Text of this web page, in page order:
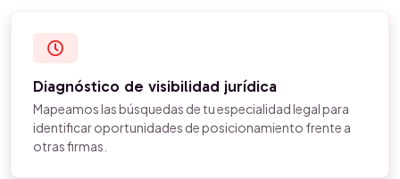
Diagnóstico de visibilidad jurídica
Mapeamos las búsquedas de tu especialidad legal para
identificar oportunidades de posicionamiento frente a
otras firmas.